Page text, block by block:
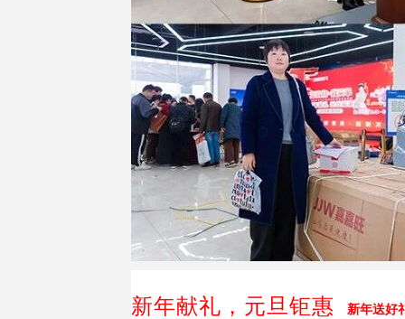
新年献礼，元旦钜惠 新年送好